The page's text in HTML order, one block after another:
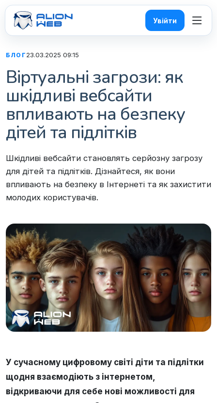
Увійти
БЛОГ 23.03.2025 09:15
Віртуальні загрози: як
шкідливі вебсайти
впливають на безпеку
дітей та підлітків
Шкідливі вебсайти становлять серйозну загрозу
для дітей та підлітків. Дізнайтеся, як вони
впливають на безпеку в Інтернеті та як захистити
молодих користувачів.
У сучасному цифровому світі діти та підлітки
щодня взаємодіють з інтернетом,
відкриваючи для себе нові можливості для